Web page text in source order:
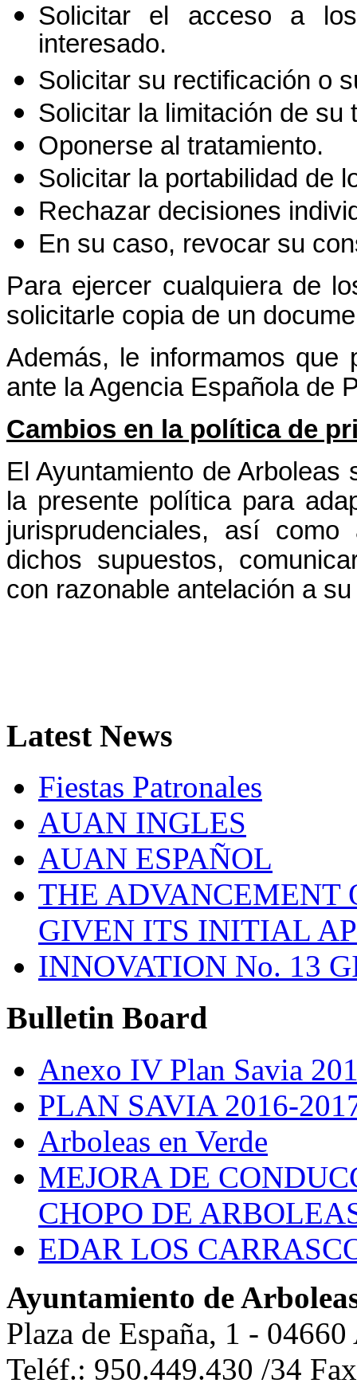
Solicitar el acceso a
interesado.
Solicitar su rectificación o
Solicitar la limitación de su
Oponerse al tratamiento.
Solicitar la portabilidad de
Rechazar decisiones
En su caso, revocar su
Para ejercer cualquiera de
solicitarle copia de un
Además, le informamos que
ante la Agencia Española de
Cambios en la política de
El Ayuntamiento de
la presente política para
jurisprudenciales, así
dichos supuestos,
con razonable antelación a
LatestNews
Fiestas Patronales
AUAN INGLES
AUAN ESPAÑOL
THE ADVANCEMENT
GIVEN ITS INITIAL
INNOVATION No. 13
Bulletin Board
Anexo IV Plan Savia
PLAN SAVIA 2016-
Arboleas en Verde
MEJORA DE
CHOPO DE
EDAR LOS
Ayuntamiento de
Plaza de España, 1 -
Teléf.: 950.449.430 /34